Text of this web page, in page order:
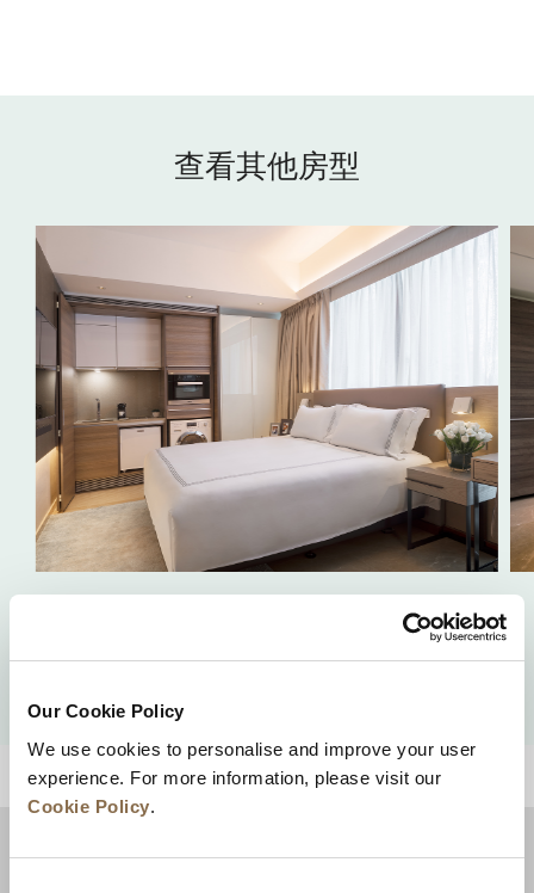
Our Cookie Policy
We use cookies to personalise and improve your user
experience. For more information, please visit our
Cookie Policy.
查看其他房型